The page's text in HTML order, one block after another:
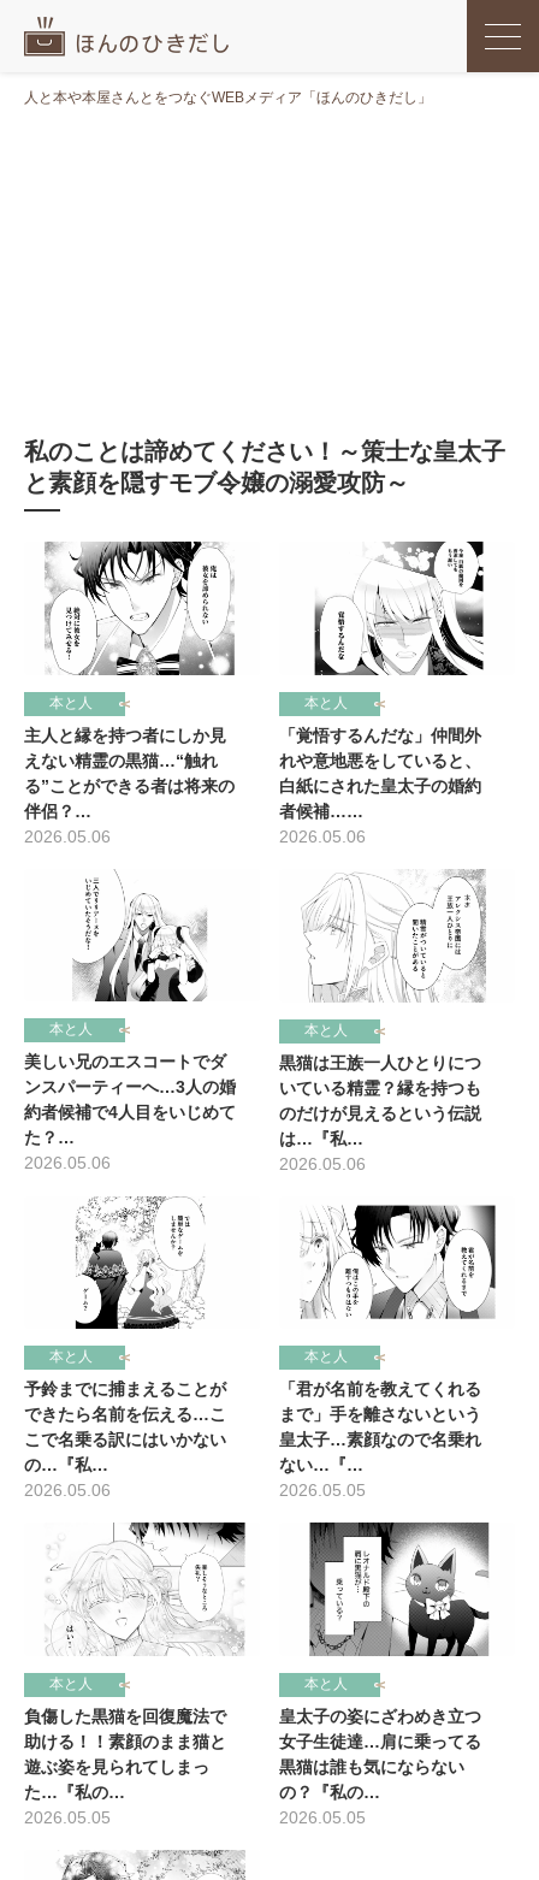
人と本や本屋さんとをつなぐWEBメディア「ほんのひきだし」
私のことは諦めてください！～策士な皇太子
と素顔を隠すモブ令嬢の溺愛攻防～
本と人
主人と縁を持つ者にしか見
えない精霊の黒猫…“触れ
る”ことができる者は将来の
伴侶？…
2026.05.06
本と人
「覚悟するんだな」仲間外
れや意地悪をしていると、
白紙にされた皇太子の婚約
者候補……
2026.05.06
本と人
美しい兄のエスコートでダ
ンスパーティーへ…3人の婚
約者候補で4人目をいじめて
た？…
2026.05.06
本と人
黒猫は王族一人ひとりにつ
いている精霊？縁を持つも
のだけが見えるという伝説
は…『私…
2026.05.06
本と人
予鈴までに捕まえることが
できたら名前を伝える…こ
こで名乗る訳にはいかない
の…『私…
2026.05.06
本と人
「君が名前を教えてくれる
まで」手を離さないという
皇太子…素顔なので名乗れ
ない…『…
2026.05.05
本と人
負傷した黒猫を回復魔法で
助ける！！素顔のまま猫と
遊ぶ姿を見られてしまっ
た…『私の…
2026.05.05
本と人
皇太子の姿にざわめき立つ
女子生徒達…肩に乗ってる
黒猫は誰も気にならない
の？『私の…
2026.05.05